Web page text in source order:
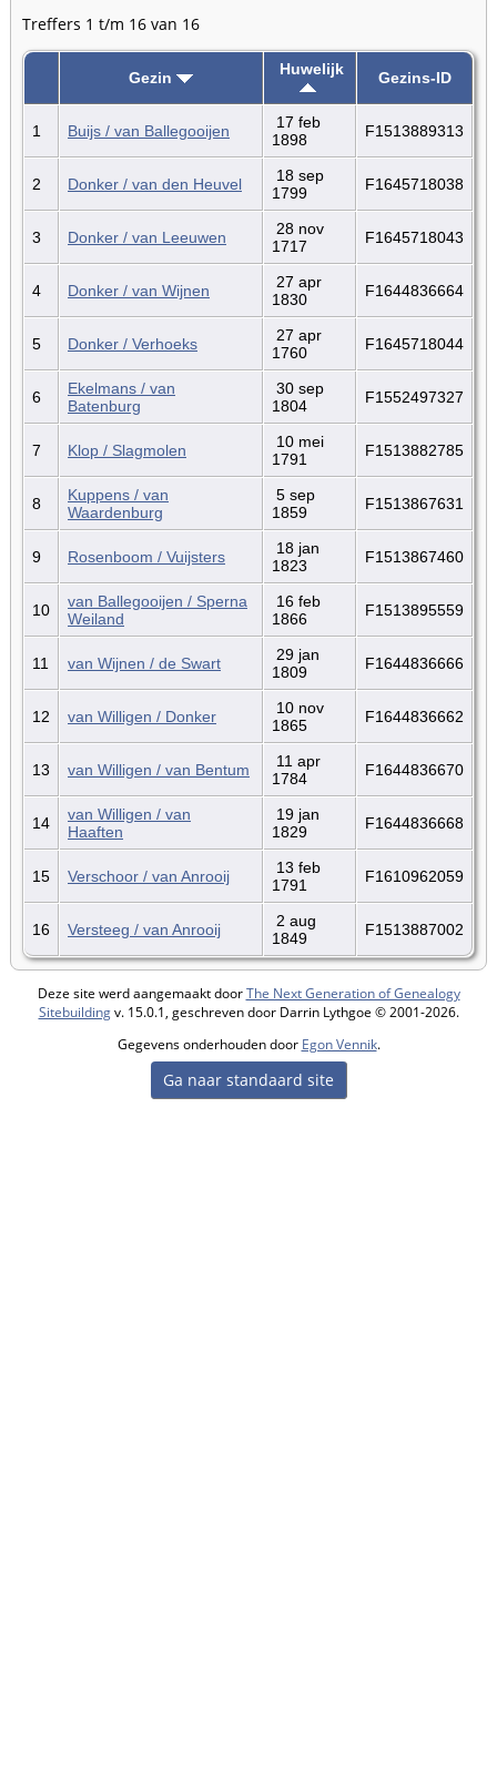
Treffers 1 t/m 16 van 16
Gezin Huwelijk Gezins-ID
1 Buijs / van Ballegooijen
17 feb
1898
F1513889313
2 Donker / van den Heuvel
18 sep
1799
F1645718038
3 Donker / van Leeuwen
28 nov
1717
F1645718043
4 Donker / van Wijnen
27 apr
1830
F1644836664
5 Donker / Verhoeks
27 apr
1760
F1645718044
6
Ekelmans / van
Batenburg
30 sep
1804
F1552497327
7 Klop / Slagmolen
10 mei
1791
F1513882785
8
Kuppens / van
Waardenburg
5 sep
1859
F1513867631
9 Rosenboom / Vuijsters
18 jan
1823
F1513867460
10
van Ballegooijen / Sperna
Weiland
16 feb
1866
F1513895559
11 van Wijnen / de Swart
29 jan
1809
F1644836666
12 van Willigen / Donker
10 nov
1865
F1644836662
13 van Willigen / van Bentum
11 apr
1784
F1644836670
14
van Willigen / van
Haaften
19 jan
1829
F1644836668
15 Verschoor / van Anrooij
13 feb
1791
F1610962059
16 Versteeg / van Anrooij
2 aug
1849
F1513887002
Deze site werd aangemaakt doorThe Next Generation of Genealogy
Sitebuildingv. 15.0.1, geschreven door Darrin Lythgoe © 2001-2026.
Gegevens onderhouden door Egon Vennik.
Ga naar standaard site